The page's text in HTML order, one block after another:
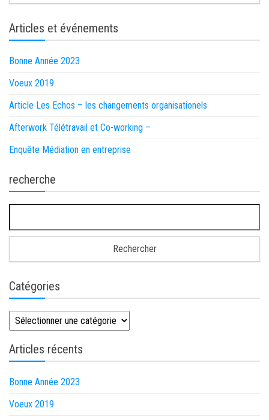
Articles et événements
Bonne Année 2023
Voeux 2019
Article Les Echos – les changements organisationels
Afterwork Télétravail et Co-working –
Enquête Médiation en entreprise
recherche
Catégories
Catégories
Articles récents
Bonne Année 2023
Voeux 2019